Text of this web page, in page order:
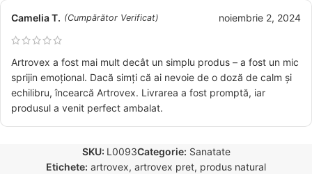
Camelia T. (Cumpărător Verificat) noiembrie 2, 2024
Artrovex a fost mai mult decât un simplu produs – a fost un mic
sprijin emoțional. Dacă simți că ai nevoie de o doză de calm și
echilibru, încearcă Artrovex. Livrarea a fost promptă, iar
produsul a venit perfect ambalat.
SKU: L0093Categorie: Sanatate
Etichete: artrovex, artrovex pret, produs natural